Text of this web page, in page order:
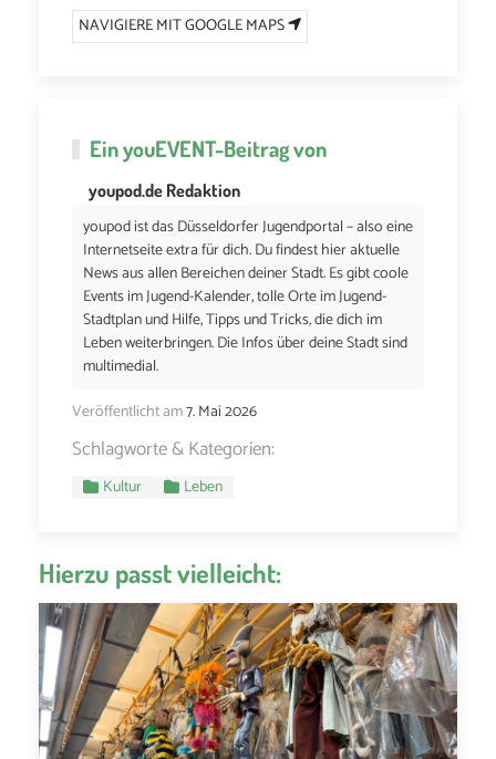
NAVIGIERE MIT GOOGLE MAPS
EinyouEVENT-Beitrag von
youpod.de Redaktion
youpod ist das Düsseldorfer Jugendportal – also eine
Internetseite extra für dich. Du findest hier aktuelle
News aus allen Bereichen deiner Stadt. Es gibt coole
Events im Jugend-Kalender, tolle Orte im Jugend-
Stadtplan und Hilfe, Tipps und Tricks, die dich im
Leben weiterbringen. Die Infos über deine Stadt sind
multimedial.
Veröffentlicht am7. Mai 2026
Schlagworte & Kategorien:
Kultur Leben
Hierzu passt vielleicht: